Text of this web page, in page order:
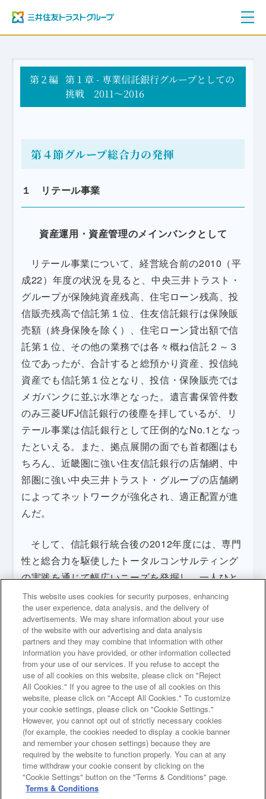
ご挨拶
三井住友トラストグループ100年史
資料編
年表
第２編 第１章 - 専業信託銀行グループとしての
挑戦 2011～2016
第４節グループ総合力の発揮
１ リテール事業
資産運用・資産管理のメインバンクとして
リテール事業について、経営統合前の2010（平
成22）年度の状況を見ると、中央三井トラスト・
グループが保険純資産残高、住宅ローン残高、投
信販売残高で信託第１位、住友信託銀行は保険販
売額（終身保険を除く）、住宅ローン貸出額で信
託第１位、その他の業務では各々概ね信託２～３
位であったが、合計すると総預かり資産、投信純
資産でも信託第１位となり、投信・保険販売では
メガバンクに並ぶ水準となった。遺言書保管件数
のみ三菱UFJ信託銀行の後塵を拝しているが、リ
テール事業は信託銀行として圧倒的なNo.1となっ
たといえる。また、拠点展開の面でも首都圏はも
ちろん、近畿圏に強い住友信託銀行の店舗網、中
部圏に強い中央三井トラスト・グループの店舗網
によってネットワークが強化され、適正配置が進
んだ。
そして、信託銀行統合後の2012年度には、専門
性と総合力を駆使したトータルコンサルティング
の実践を通じて幅広いニーズを発掘し、一人ひと
りのライフステージを捉えた商品・サービスを提
供して、「資産運用・資産管理のメインバンク」
となることを目指す姿と位置づけ、次のとおりさ
まざまな施策を推進した。
前のページへ
次のページへ
This website uses cookies for security purposes, enhancing
the user experience, data analysis, and the delivery of
advertisements. We may share information about your use
of the website with our advertising and data analysis
partners and they may combine that information with other
information you have provided, or other information collected
from your use of our services. If you refuse to accept the
use of all cookies on this website, please click on "Reject
All Cookies." If you agree to the use of all cookies on this
website, please click on "Accept All Cookies." To customize
your cookie settings, please click on "Cookie Settings."
However, you cannot opt out of strictly necessary cookies
(for example, the cookies needed to display a cookie banner
and remember your chosen settings) because they are
required by the website to function properly. You can at any
time withdraw your cookie consent by clicking on the
"Cookie Settings" button on the "Terms & Conditions" page.
Terms & Conditions